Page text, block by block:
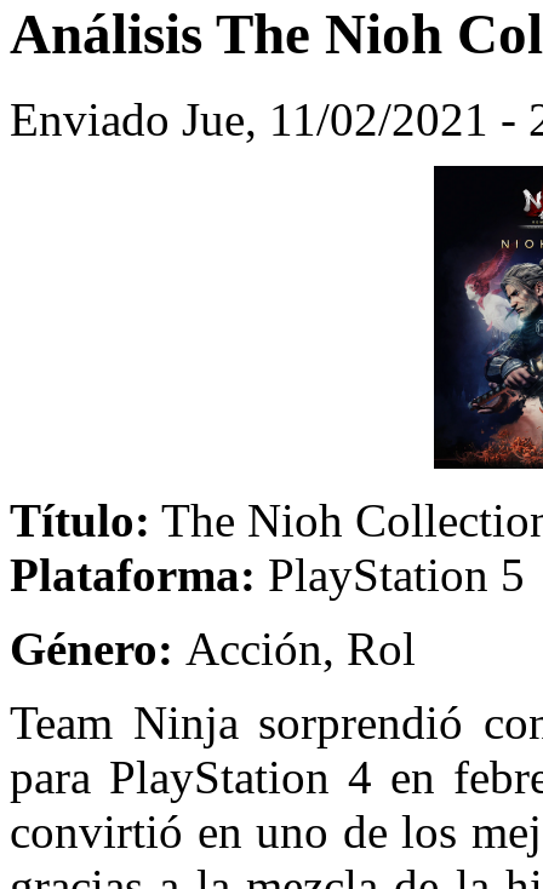
Análisis The Nioh
Enviado Jue, 11/02/2021 -
Título: The Nioh
Plataforma: PlayStation 5
Género:
Team Ninja sorprendió
para PlayStation 4 en
convirtió en uno de los